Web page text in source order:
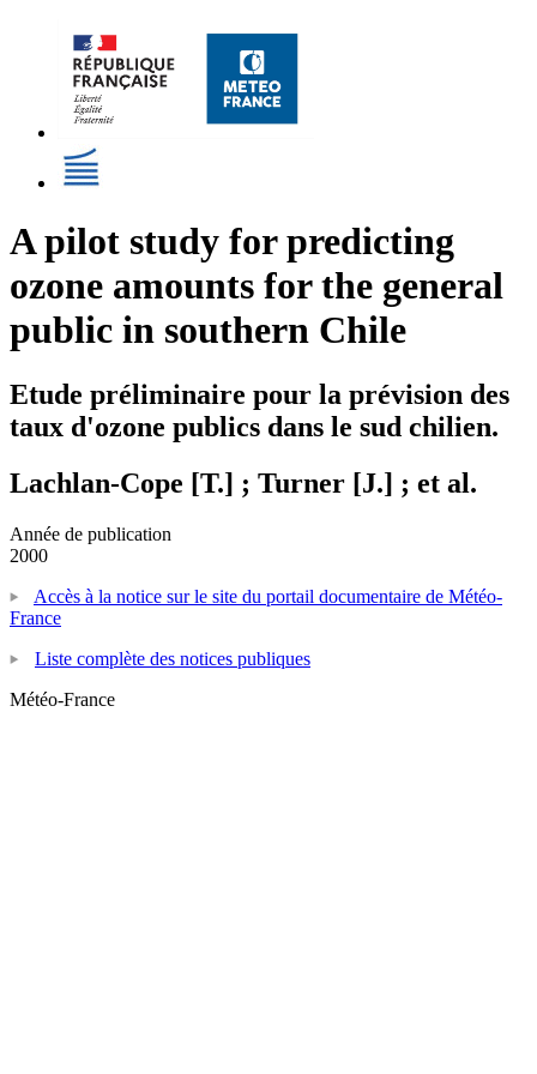
A pilot study for predicting
ozone amounts for the general
public in southern Chile
Etude préliminaire pour la prévision des
taux d'ozone publics dans le sud chilien.
Lachlan-Cope [T.] ; Turner [J.] ; et al.
Année de publication
2000
Accès à la notice sur le site du portail documentaire de Météo-
France
Liste complète des notices publiques
Météo-France